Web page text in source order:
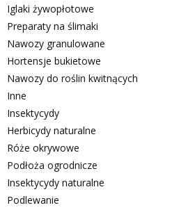
Iglaki żywopłotowe
Preparaty na ślimaki
Nawozy granulowane
Hortensje bukietowe
Nawozy do roślin kwitnących
Inne
Insektycydy
Herbicydy naturalne
Róże okrywowe
Podłoża ogrodnicze
Insektycydy naturalne
Podlewanie